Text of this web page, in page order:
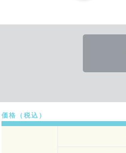
価格（税込）